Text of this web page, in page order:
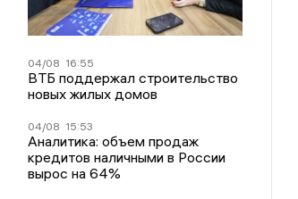
04/08 16:55
ВТБ поддержал строительство
новых жилых домов
04/08 15:53
Аналитика: объем продаж
кредитов наличными в России
вырос на 64%